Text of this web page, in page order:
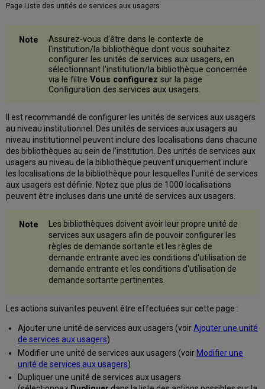
Page Liste des unités de services aux usagers
Assurez-vous d'être dans le contexte de
l'institution/la bibliothèque dont vous souhaitez
configurer les unités de services aux usagers, en
sélectionnant l'institution/la bibliothèque concernée
via le filtreVous configurez sur la page
Configuration des services aux usagers.
Il est recommandé de configurer les unités de services aux usagers
au niveau institutionnel. Des unités de services aux usagers au
niveau institutionnel peuvent inclure des localisations dans chacune
des bibliothèques au sein de l'institution. Des unités de services aux
usagers au niveau de la bibliothèque peuvent uniquement inclure
les localisations de la bibliothèque pour lesquelles l'unité de services
aux usagers est définie. Notez que plus de 1000 localisations
peuvent être incluses dans une unité de services aux usagers.
Les bibliothèques doivent avoir leur propre unité de
services aux usagers afin de pouvoir configurer les
règles de demande sortante et les règles de
demande entrante avec les conditions d'utilisation de
demande entrante et les conditions d'utilisation de
demande sortante pertinentes.
Les actions suivantes peuvent être effectuées sur cette page :
Ajouter une unité de services aux usagers (voirAjouter une unité
de services aux usagers)
Modifier une unité de services aux usagers (voirModifier une
unité de services aux usagers)
Dupliquer une unité de services aux usagers